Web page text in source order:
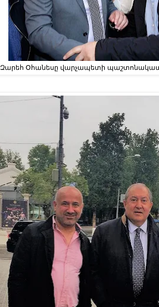
Զարեհ Օհանեսը վարչապետի